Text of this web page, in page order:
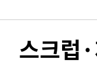
-508초 전 >[속보]'압
4시간 전 >[속보]뉴욕
스크럽